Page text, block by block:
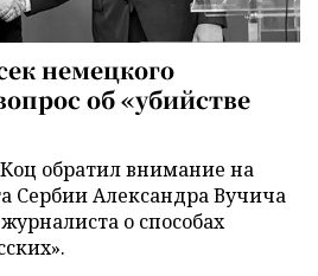
немецкого
об «убийстве
обратил внимание на
Сербии Александра Вучича
о способах